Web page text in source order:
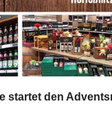
startet den